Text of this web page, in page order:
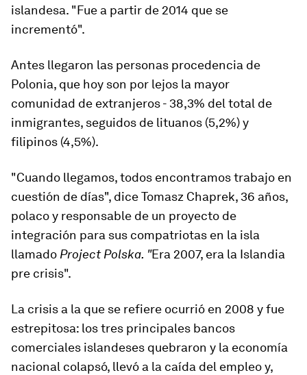
islandesa. "Fue a partir de 2014 que se
incrementó".
Antes llegaron las personas procedencia de
Polonia, que hoy son por lejos la mayor
comunidad de extranjeros- 38,3% del total de
inmigrantes, seguidos de lituanos (5,2%) y
filipinos (4,5%).
"Cuando llegamos, todos encontramos trabajo en
cuestión de días", dice Tomasz Chaprek, 36 años,
polaco y responsable de un proyecto de
integración para sus compatriotas en la isla
llamado Project Polska. "Era 2007, era la Islandia
pre crisis".
La crisis a la que se refiere ocurrió en 2008 y fue
estrepitosa: los tres principales bancos
comerciales islandeses quebraron y la economía
nacional colapsó, llevó a la caída del empleo y,